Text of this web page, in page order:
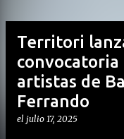
Territori
convocatoria
artistas de
Ferrando
el julio 17, 2025